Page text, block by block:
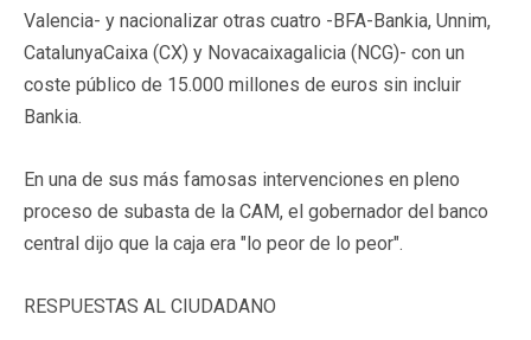
Valencia- y nacionalizar otras cuatro -BFA-Bankia, Unnim,
CatalunyaCaixa (CX) y Novacaixagalicia (NCG)- con un
coste público de 15.000 millones de euros sin incluir
Bankia.
En una de sus más famosas intervenciones en pleno
proceso de subasta de la CAM, el gobernador del banco
central dijo que la caja era "lo peor de lo peor".
RESPUESTAS AL CIUDADANO